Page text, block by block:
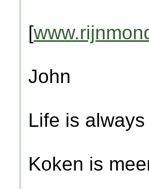
[
John
Life is
Koken is